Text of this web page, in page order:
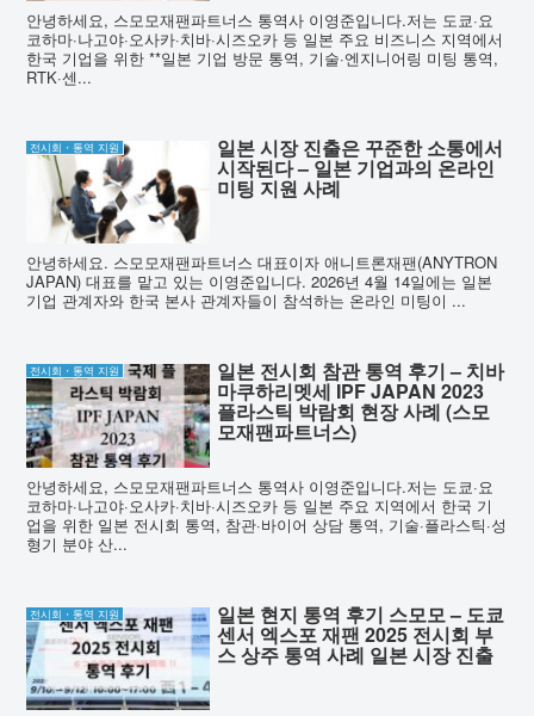
안녕하세요, 스모모재팬파트너스 통역사 이영준입니다.저는 도쿄·요
코하마·나고야·오사카·치바·시즈오카 등 일본 주요 비즈니스 지역에서
한국 기업을 위한 **일본 기업 방문 통역, 기술·엔지니어링 미팅 통역,
RTK·센...
전시회・통역 지원 일본 시장 진출은 꾸준한 소통에서
시작된다 – 일본 기업과의 온라인
미팅 지원 사례
안녕하세요. 스모모재팬파트너스 대표이자 애니트론재팬(ANYTRON
JAPAN) 대표를 맡고 있는 이영준입니다. 2026년 4월 14일에는 일본
기업 관계자와 한국 본사 관계자들이 참석하는 온라인 미팅이 ...
전시회・통역 지원 일본 전시회 참관 통역 후기 – 치바
마쿠하리멧세 IPF JAPAN 2023
플라스틱 박람회 현장 사례 (스모
모재팬파트너스)
안녕하세요, 스모모재팬파트너스 통역사 이영준입니다.저는 도쿄·요
코하마·나고야·오사카·치바·시즈오카 등 일본 주요 지역에서 한국 기
업을 위한 일본 전시회 통역, 참관·바이어 상담 통역, 기술·플라스틱·성
형기 분야 산...
전시회・통역 지원 일본 현지 통역 후기 스모모 – 도쿄
센서 엑스포 재팬 2025 전시회 부
스 상주 통역 사례 일본 시장 진출